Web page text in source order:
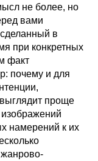
не более, но
вами
в
при конкретных
факт
почему и для
проще
изображений
намерений к их
жанрово-